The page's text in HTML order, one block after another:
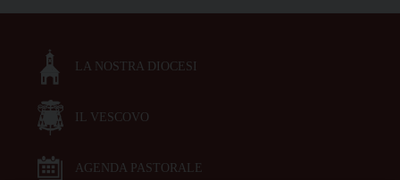
LA NOSTRA DIOCESI
IL VESCOVO
AGENDA PASTORALE